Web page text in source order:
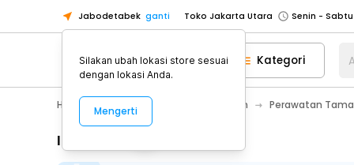
Jabodetabek ganti Toko Jakarta Utara
Toko Tangerang
Toko Cikupa
Pick n Go Jakarta Barat
Senin -
Pick n Go Bekasi
Senin - Jumat
Senin - Jumat
Senin -
Kategori
Home Appliance Perawatan Rumah Perawatan
Informasi Penting
Silakan ubah lokasi store sesuai
dengan lokasi Anda.
Mengerti